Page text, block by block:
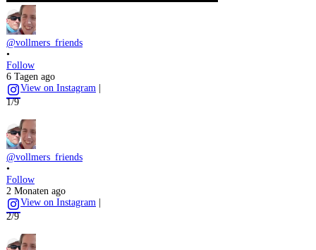
@vollmers_friends
•
Follow
6 Tagen ago
View on Instagram
1/9
@vollmers_friends
•
Follow
2 Monaten ago
View on Instagram
2/9